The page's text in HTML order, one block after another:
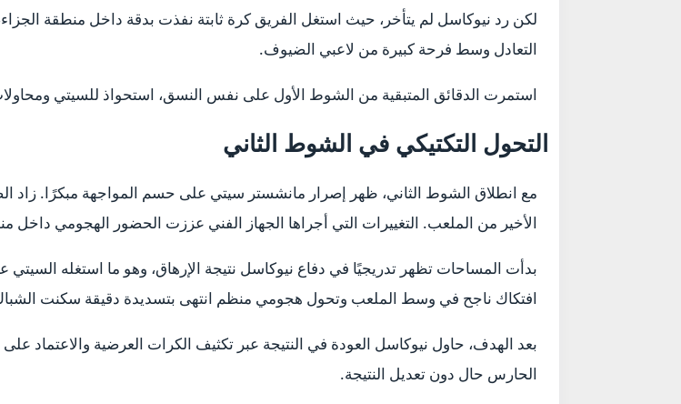
لكن رد نيوكاسل لم يتأخر، حيث استغل الفريق كرة ثابتة نفذت بدقة داخل منطقة
التعادل وسط فرحة كبيرة من لاعبي الضيوف.
استمرت الدقائق المتبقية من الشوط الأول على نفس النسق، استحواذ للسيتي ومحاولات
التحول التكتيكي في الشوط الثاني
مع انطلاق الشوط الثاني، ظهر إصرار مانشستر سيتي على حسم المواجهة مبكرًا. زاد
الأخير من الملعب. التغييرات التي أجراها الجهاز الفني عززت الحضور الهجومي داخل
بدأت المساحات تظهر تدريجيًا في دفاع نيوكاسل نتيجة الإرهاق، وهو ما استغله
افتكاك ناجح في وسط الملعب وتحول هجومي منظم انتهى بتسديدة دقيقة سكنت
بعد الهدف، حاول نيوكاسل العودة في النتيجة عبر تكثيف الكرات العرضية والاعتماد
الحارس حال دون تعديل النتيجة.